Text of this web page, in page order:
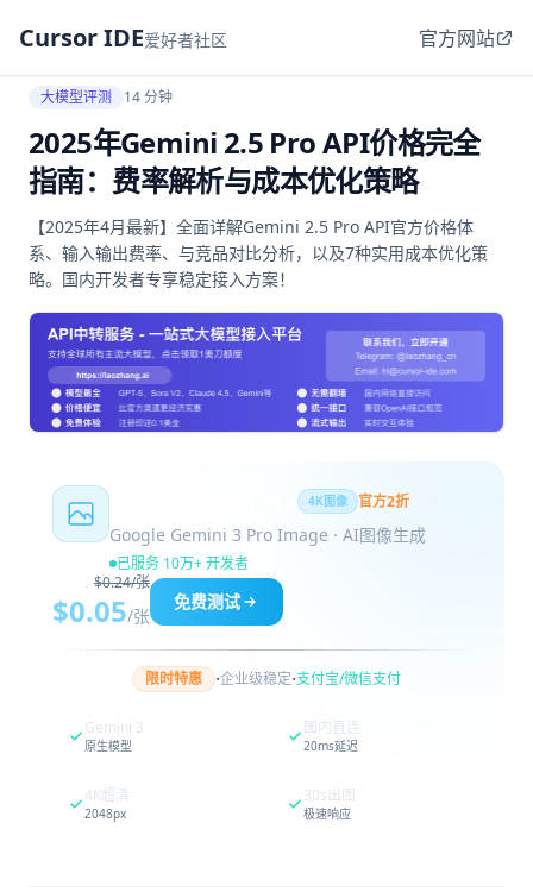
Cursor IDE爱好者社区 官方网站
大模型评测 14 分钟
2025年Gemini 2.5 Pro API价格完全
指南：费率解析与成本优化策略
【2025年4月最新】全面详解Gemini 2.5 Pro API官方价格体
系、输入输出费率、与竞品对比分析，以及7种实用成本优化策
略。国内开发者专享稳定接入方案！
4K图像 官方2折
Google Gemini 3 Pro Image · AI图像生成
已服务 10万+ 开发者
$0.24/张
$0.05/张
免费测试
限时特惠 ·企业级稳定·支付宝/微信支付
Gemini 3
原生模型
国内直连
20ms延迟
4K超清
2048px
30s出图
极速响应